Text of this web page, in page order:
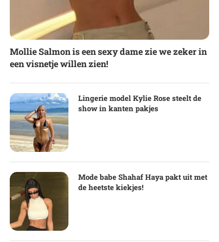
Mollie Salmon is een sexy dame zie we zeker in
een visnetje willen zien!
Lingerie model Kylie Rose steelt de
show in kanten pakjes
Mode babe Shahaf Haya pakt uit met
de heetste kiekjes!